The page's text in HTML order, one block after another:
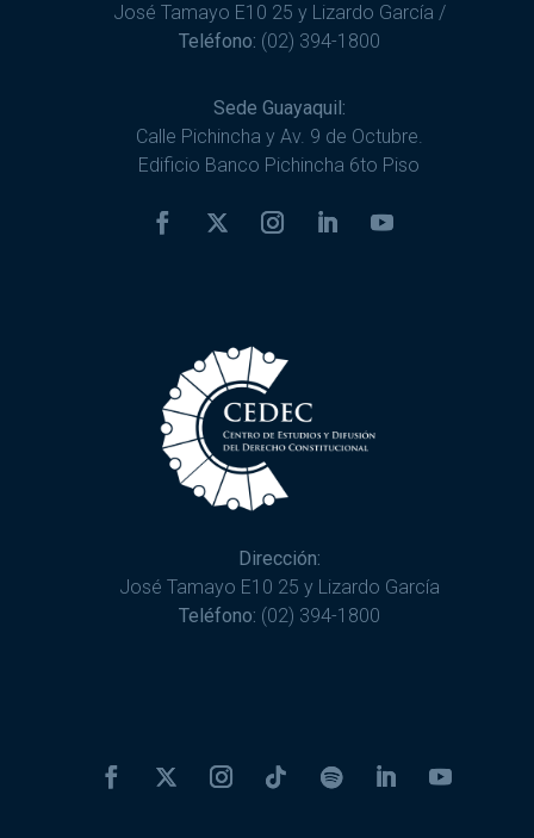
José Tamayo E10 25 y Lizardo García /
Teléfono: (02) 394-1800
Sede Guayaquil:
Calle Pichincha y Av. 9 de Octubre.
Edificio Banco Pichincha 6to Piso
Dirección:
José Tamayo E10 25 y Lizardo García
Teléfono: (02) 394-1800